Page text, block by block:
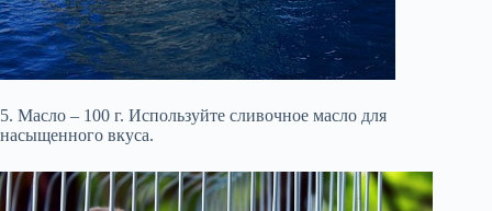
5. Масло – 100 г. Используйте сливочное масло для
насыщенного вкуса.